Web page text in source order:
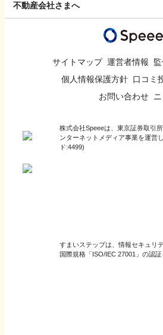
不動産会社さまへ
サイトマップ 運営者情報
個人情報保護方針 口コミ
お問い合わせ
株式会社Speeeは、東京証券取引
ンターネットメディア事業を運営
ド:4499)
すまいステップは、情報セキュリ
国際規格「ISO/IEC 27001」の認証